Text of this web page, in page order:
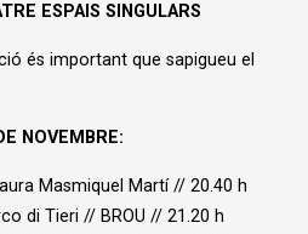
ESPAIS SINGULARS
és important que sapigueu el
NOVEMBRE:
Masmiquel Martí // 20.40 h
di Tieri // BROU // 21.20 h